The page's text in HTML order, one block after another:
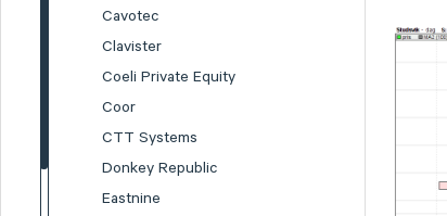
Cavotec
Clavister
Coeli Private Equity
Coor
CTT Systems
Donkey Republic
Eastnine